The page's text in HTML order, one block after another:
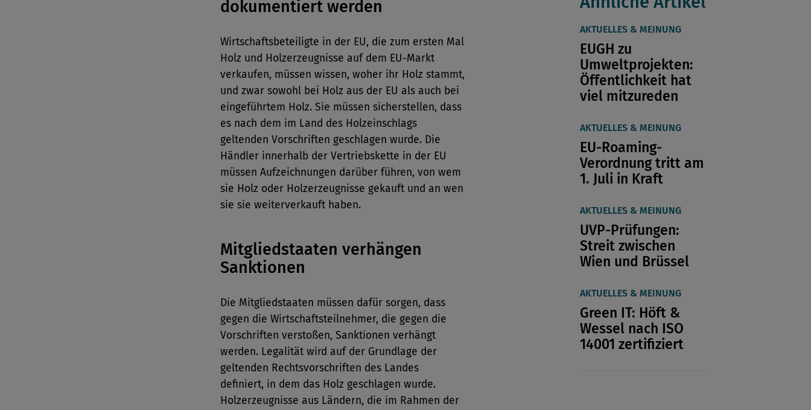
dokumentiert werden
Wirtschaftsbeteiligte in der EU, die zum ersten Mal
Holz und Holzerzeugnisse auf dem EU-Markt
verkaufen, müssen wissen, woher ihr Holz stammt,
und zwar sowohl bei Holz aus der EU als auch bei
eingeführtem Holz. Sie müssen sicherstellen, dass
es nach dem im Land des Holzeinschlags
geltenden Vorschriften geschlagen wurde. Die
Händler innerhalb der Vertriebskette in der EU
müssen Aufzeichnungen darüber führen, von wem
sie Holz oder Holzerzeugnisse gekauft und an wen
sie sie weiterverkauft haben.
Mitgliedstaaten verhängen
Sanktionen
Die Mitgliedstaaten müssen dafür sorgen, dass
gegen die Wirtschaftsteilnehmer, die gegen die
Vorschriften verstoßen, Sanktionen verhängt
werden. Legalität wird auf der Grundlage der
geltenden Rechtsvorschriften des Landes
definiert, in dem das Holz geschlagen wurde.
Holzerzeugnisse aus Ländern, die im Rahmen der
AKTUELLES & MEINUNG
EUGH zu
Umweltprojekten:
Öffentlichkeit hat
viel mitzureden
AKTUELLES & MEINUNG
EU-Roaming-
Verordnung tritt am
1. Juli in Kraft
AKTUELLES & MEINUNG
UVP-Prüfungen:
Streit zwischen
Wien und Brüssel
AKTUELLES & MEINUNG
Green IT: Höft &
Wessel nach ISO
14001 zertifiziert